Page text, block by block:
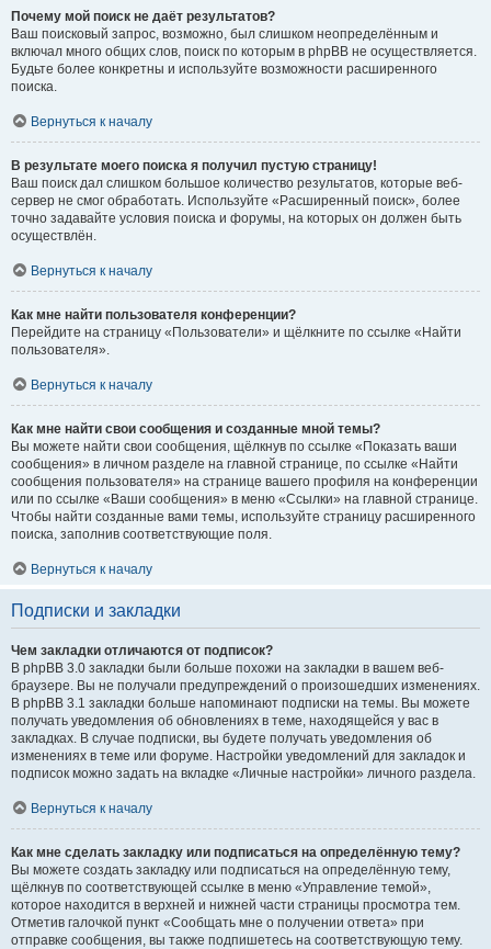
Почему мой поиск не даёт результатов?
Ваш поисковый запрос, возможно, был слишком неопределённым и
включал много общих слов, поиск по которым в phpBB не осуществляется.
Будьте более конкретны и используйте возможности расширенного
поиска.
Вернуться к началу
В результате моего поиска я получил пустую страницу!
Ваш поиск дал слишком большое количество результатов, которые веб-
сервер не смог обработать. Используйте «Расширенный поиск», более
точно задавайте условия поиска и форумы, на которых он должен быть
осуществлён.
Вернуться к началу
Как мне найти пользователя конференции?
Перейдите на страницу «Пользователи» и щёлкните по ссылке «Найти
пользователя».
Вернуться к началу
Как мне найти свои сообщения и созданные мной темы?
Вы можете найти свои сообщения, щёлкнув по ссылке «Показать ваши
сообщения» в личном разделе на главной странице, по ссылке «Найти
сообщения пользователя» на странице вашего профиля на конференции
или по ссылке «Ваши сообщения» в меню «Ссылки» на главной странице.
Чтобы найти созданные вами темы, используйте страницу расширенного
поиска, заполнив соответствующие поля.
Вернуться к началу
Подписки и закладки
Чем закладки отличаются от подписок?
В phpBB 3.0 закладки были больше похожи на закладки в вашем веб-
браузере. Вы не получали предупреждений о произошедших изменениях.
В phpBB 3.1 закладки больше напоминают подписки на темы. Вы можете
получать уведомления об обновлениях в теме, находящейся у вас в
закладках. В случае подписки, вы будете получать уведомления об
изменениях в теме или форуме. Настройки уведомлений для закладок и
подписок можно задать на вкладке «Личные настройки» личного раздела.
Вернуться к началу
Как мне сделать закладку или подписаться на определённую тему?
Вы можете создать закладку или подписаться на определённую тему,
щёлкнув по соответствующей ссылке в меню «Управление темой»,
которое находится в верхней и нижней части страницы просмотра тем.
Отметив галочкой пункт «Сообщать мне о получении ответа» при
отправке сообщения, вы также подпишетесь на соответствующую тему.